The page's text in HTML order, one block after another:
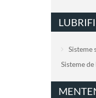
Sisteme
Sisteme